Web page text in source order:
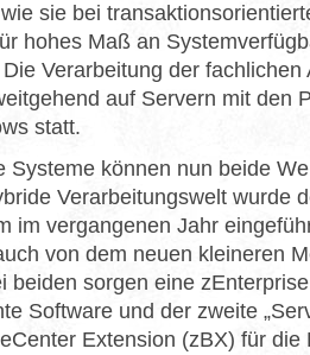
sie bei
hohes Maß an
Verarbeitung der fachlichen
auf Servern mit den
statt.
Systeme können nun beide
Verarbeitungswelt wurde
im vergangenen Jahr
von dem neuen kleineren
beiden sorgen eine
Software und der zweite
Extension (zBX) für die